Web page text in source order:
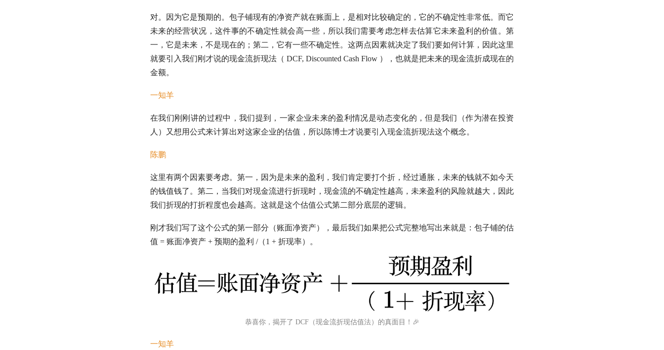
对。因为它是预期的。包子铺现有的净资产就在账面上，是相对比较确定的，它的不确定性非常低。而它
未来的经营状况，这件事的不确定性就会高一些，所以我们需要考虑怎样去估算它未来盈利的价值。第
一，它是未来，不是现在的；第二，它有一些不确定性。这两点因素就决定了我们要如何计算，因此这里
就要引入我们刚才说的现金流折现法（ DCF, Discounted Cash Flow ），也就是把未来的现金流折成现在的
金额。
一知羊
在我们刚刚讲的过程中，我们提到，一家企业未来的盈利情况是动态变化的，但是我们（作为潜在投资
人）又想用公式来计算出对这家企业的估值 ，所以陈博士才说要引入现金流折现法这个概念。
陈鹏
这里有两个因素要考虑。第一，因为是未来的盈利，我们肯定要打个折，经过通胀，未来的钱就不如今天
的钱值钱了。第二，当我们对现金流进行折现时， 现金流的不确定性越高，未来盈利的风险就越大，因此
我们折现的打折程度也会越高。这就是这个估值公式第二部分底层的逻辑。
刚才我们写了这个公式的第一部分（账面净资产），最后我们如果把公式完整地写出来就是：包子铺的估
值 = 账面净资产 + 预期的盈利 /（1 + 折现率）。
恭喜你，揭开了 DCF（现金流折现估值法）的真面目！🎉
一知羊